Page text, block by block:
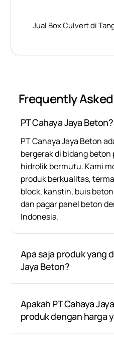
Jual Box Culvert di
Frequently
PT Cahaya Jaya Beton?
PT Cahaya Jaya Beton
bergerak di bidang
hidrolik bermutu. Kami
produk berkualitas,
block, kanstin, buis
dan pagar panel beton
Indonesia.
Apa saja produk yang
Jaya Beton?
Apakah PT Cahaya
produk dengan harga